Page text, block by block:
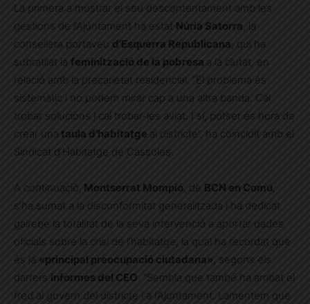
La primera a mostrar el seu descontentament amb les
gestions de l’Ajuntament ha estat Núria Satorra , la
consellera portaveu d’Esquerra Republicana , qui ha
subratllat la feminització de la pobresa a la ciutat, en
relació amb la precarietat residencial. “El problema és
sistemàtic i no podem mirar cap a una altra banda. Cal
trobar solucions i cal trobar-les aviat. I sí, potser és hora de
crear una taula d’habitatge al districte”, ha coincidit amb el
Sindicat d’Habitatge de Cassoles.
A continuació, Montserrat Mompió , de BCN en Comú
s’ha sumat a la disconformitat generalitzada i ha dedicat
gairebé la totalitat de la seva intervenció a aportar dades
oficials sobre la crisi de l’habitatge, la qual ha recordat que
és la «principal preocupació ciutadana» , segons els
darrers informes del CEO . “Sembla que també ha arribat el
fred al govern del districte i a l’Ajuntament. Lamentem que